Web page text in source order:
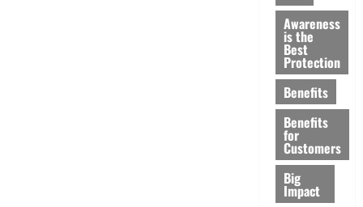
Awareness
is the
Best
Protection
Benefits
Benefits
for
Customers
Big
Impact